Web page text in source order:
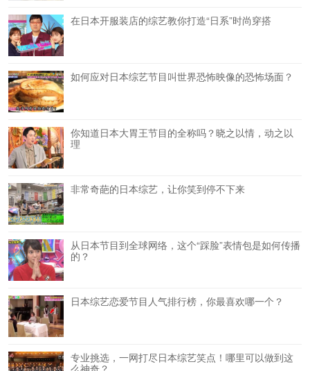
在日本开服装店的综艺教你打造“日系”时尚穿搭
如何应对日本综艺节目叫世界恐怖映像的恐怖场面？
你知道日本大胃王节目的全称吗？晓之以情，动之以
理
非常奇葩的日本综艺，让你笑到停不下来
从日本节目到全球网络，这个“踩脸”表情包是如何传播
的？
日本综艺恋爱节目人气排行榜，你最喜欢哪一个？
专业挑选，一网打尽日本综艺笑点！哪里可以做到这
么神奇？